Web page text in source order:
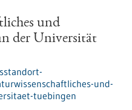
und
der Universität
und-
tuebingen